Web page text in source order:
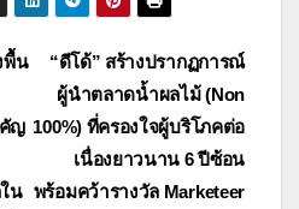
“ดีโด้” สร้างปรากฏการณ์
ผู้นำตลาดน้ำผลไม้ (Non
100%) ที่ครองใจผู้บริโภคต่อ
เนื่องยาวนาน 6 ปีซ้อน
พร้อมคว้ารางวัล Marketeer
พื้น
คัญ
น